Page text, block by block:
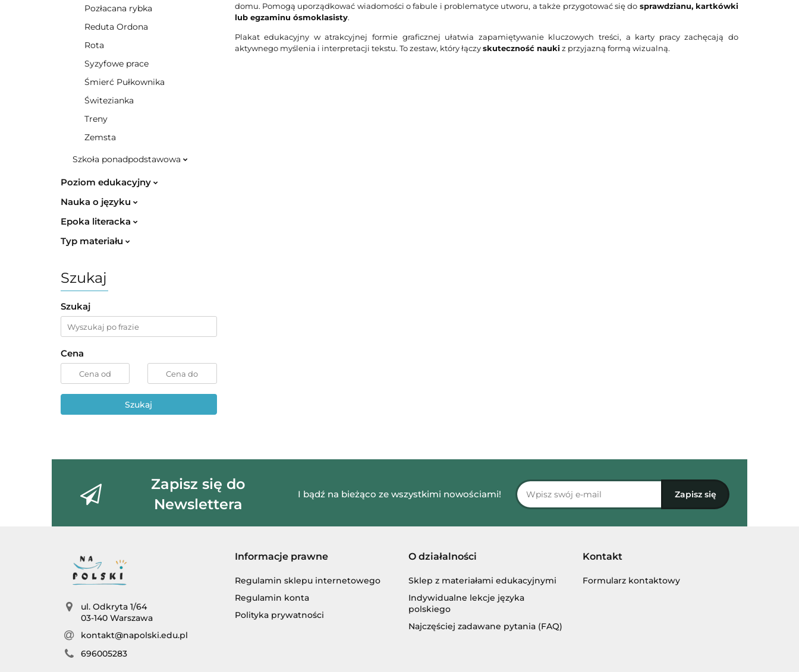
Pozłacana rybka
Reduta Ordona
Rota
Syzyfowe prace
Śmierć Pułkownika
Świtezianka
Treny
Zemsta
Szkoła ponadpodstawowa
Poziom edukacyjny
Nauka o języku
Epoka literacka
Typ materiału
Szukaj
Szukaj
Cena
Szukaj
domu. Pomogą uporządkować wiadomości o fabule i problematyce utworu, a także przygotować się do sprawdzianu, kartkówki
lub egzaminu ósmoklasisty.
Plakat edukacyjny w atrakcyjnej formie graficznej ułatwia zapamiętywanie kluczowych treści, a karty pracy zachęcają do
aktywnego myślenia i interpretacji tekstu. To zestaw, który łączyskuteczność naukiz przyjazną formą wizualną.
Zapisz się do
Newslettera
I bądź na bieżąco ze wszystkimi nowościami!
ul. Odkryta 1/64
03-140 Warszawa
kontakt@napolski.edu.pl
696005283
Informacje prawne
Regulamin sklepu internetowego
Regulamin konta
Polityka prywatności
O działalności
Sklep z materiałami edukacyjnymi
Indywidualne lekcje języka
polskiego
Najczęściej zadawane pytania (FAQ)
Kontakt
Formularz kontaktowy